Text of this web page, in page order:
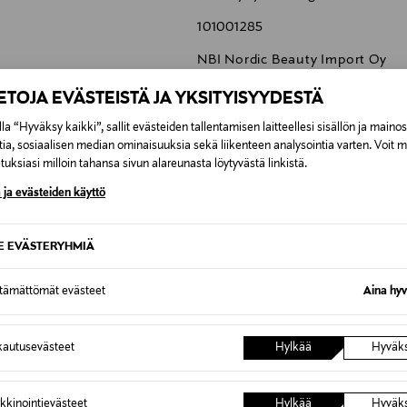
EVÄSTEISTÄ JA YKSITYISYYDESTÄ
“Hyväksy kaikki”, sallit evästeiden tallentamisen laitteellesi sisällön ja
sosiaalisen median ominaisuuksia sekä liikenteen analysointia varten. Voit
milloin tahansa sivun alareunasta löytyvästä linkistä.
ja evästeiden käyttö
EVÄSTERYHMIÄ
evästeet Aina
Hylkää
Hylkää
101001285
NBI Nordic Beauty Import Oy
Eteläranta 6, LH 1-2, 00130
info@nordicbeautyimport.com
Treaclemoon, suihkugeeli,
0,00 € – 4,90 €
7,90 €–50,00 € kuljetusyhtiöstä ja
tilaukseesi. Voit palauttaa tilaamasi tuotteen 30 vuorokauden
palauttaa avaamattomissa alkuperäispakkauksissaan ja
NÄISTÄ